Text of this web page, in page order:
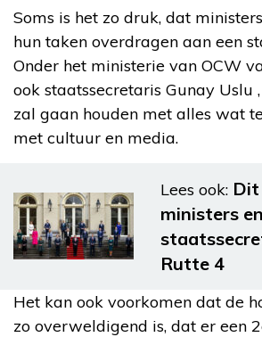
Soms is het zo druk, dat
hun taken overdragen aan een
Onder het ministerie van OCW
ook staatssecretaris Gunay Uslu
zal gaan houden met alles wat
met cultuur en media.
Lees ook: Dit
ministers en
Rutte 4
Het kan ook voorkomen dat de
zo overweldigend is, dat er een